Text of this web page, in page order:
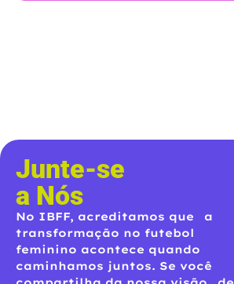
Junte-se
a Nós
No IBFF, acreditamos que a
transformação no futebol
feminino acontece quando
caminhamos juntos. Se você